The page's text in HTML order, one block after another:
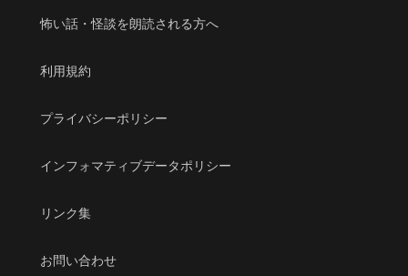
怖い話・怪談を朗読される方へ
利用規約
プライバシーポリシー
インフォマティブデータポリシー
リンク集
お問い合わせ